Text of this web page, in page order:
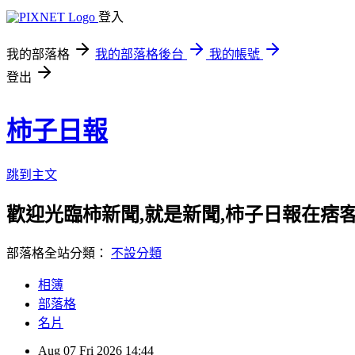
登入
我的部落格 我的部落格後台
我的帳號
登出
柿子日報
跳到主文
歡迎光臨柿新聞,就是新聞,柿子日報在痞
部落格全站分類： 不設分類
相簿
部落格
名片
Aug 07 Fri 2026 14:44